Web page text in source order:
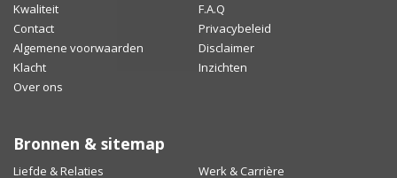
Kwaliteit
F.A.Q
Contact
Privacybeleid
Algemene voorwaarden
Disclaimer
Klacht
Inzichten
Over ons
Bronnen & sitemap
Liefde & Relaties Werk & Carrière